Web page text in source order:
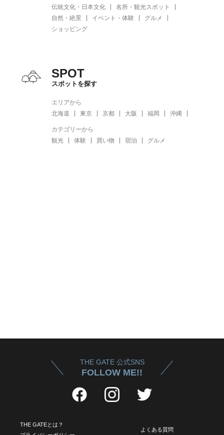
伝統文化・日本文化
名所・観光スポット
自然・絶景
イベント・体験
グルメ
ショッピング
SPOT
スポットを探す
エリアから
北海道
東京 京都 大阪 福岡 沖縄
カテゴリーから
観光
体験 買い物 宿泊 グルメ
THE GATE 公式SNS
FOLLOW ME!!
THE GATEとは？
よくある質問